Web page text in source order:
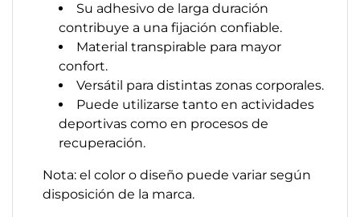
Su adhesivo de larga duración
contribuye a una fijación confiable.
Material transpirable para mayor
confort.
Versátil para distintas zonas corporales.
Puede utilizarse tanto en actividades
deportivas como en procesos de
recuperación.
Nota: el color o diseño puede variar según
disposición de la marca.